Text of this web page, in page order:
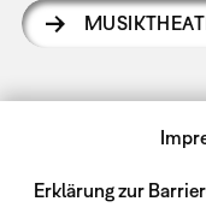
Erklärung zur